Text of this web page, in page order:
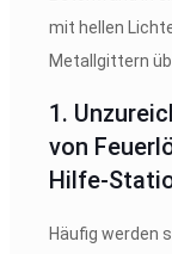
1.
von
Hilfe-
Häufig werden